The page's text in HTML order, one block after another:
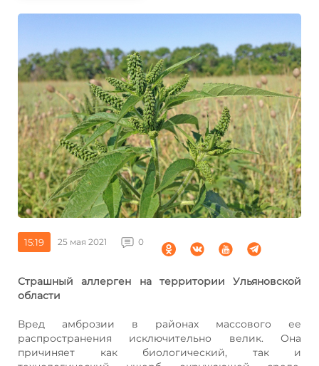
15:19 25 мая 2021 0
Страшный аллерген на территории Ульяновской
области
Вред амброзии в районах массового ее
распространения исключительно велик. Она
причиняет как биологический, так и